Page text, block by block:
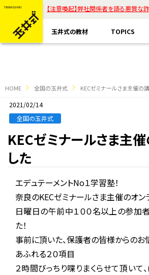
【注意喚起】弊社関係者を語る悪質な
玉井式の教材 TOPICS
教材一覧
玉井式国語的算数教室
玉井式国語的理科教室
魔法の国語
ASOBI AAA+
KIWAMI AAA+ 図形の極
KIWAMI AAA+ 数の極
保護者様のお声
すべて
コラム「才能は家庭教育で開花する
ご注意ください
ホッと一息
HOME 全国の玉井式 KECゼミナールさま主催の
2021/02/14
全国の玉井式
KECゼミナールさま主
した
エデュテーメントNo１学習塾！
奈良のKECゼミナールさま主催のオン
日曜日の午前中１００名以上の参加
た！
事前に頂いた、保護者の皆様からのお
あふれる２０項目
２時間びっちり喋りまくらせて頂い